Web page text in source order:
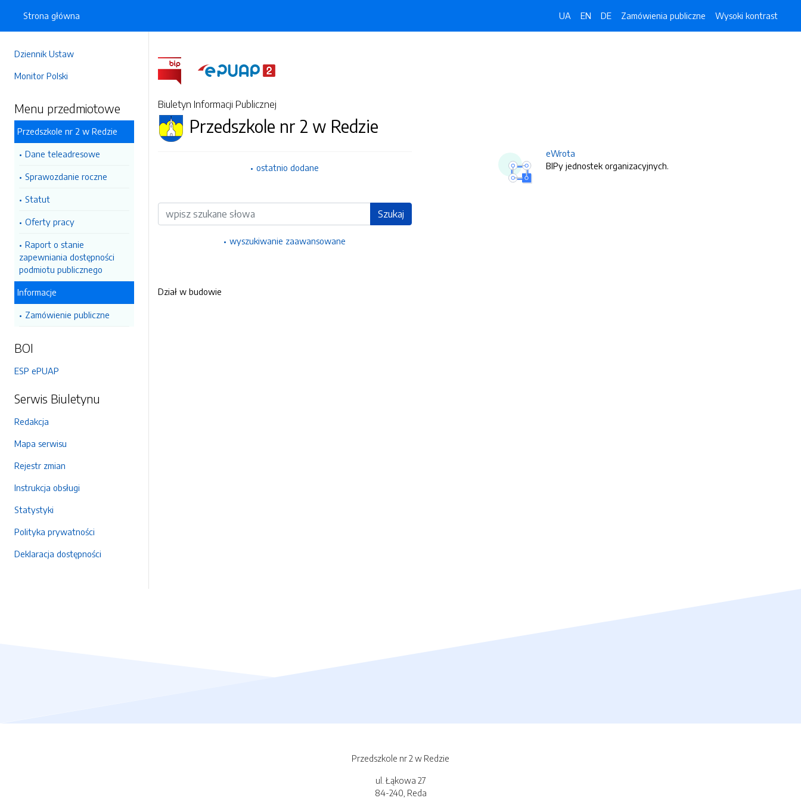
Dziennik Ustaw
Monitor Polski
Menu przedmiotowe
Przedszkole nr 2 w Redzie
Dane teleadresowe
Sprawozdanie roczne
Statut
Oferty pracy
Raport o stanie
zapewniania dostępności
podmiotu publicznego
Informacje
Zamówienie publiczne
BOI
ESP ePUAP
Serwis Biuletynu
Redakcja
Mapa serwisu
Rejestr zmian
Instrukcja obsługi
Statystyki
Polityka prywatności
Deklaracja dostępności
Strona główna UA EN DE Zamówienia publiczne Wysoki kontrast
Biuletyn Informacji Publicznej
Przedszkole nr 2 w Redzie
ostatnio dodane
Wyszukiwarka Szukaj
wyszukiwanie zaawansowane
eWrota
BIPy jednostek organizacyjnych.
Dział w budowie
Przedszkole nr 2 w Redzie
ul. Łąkowa 27
84-240, Reda